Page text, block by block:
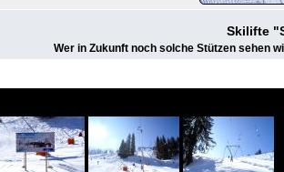
Skilifte
Wer in Zukunft noch solche Stützen sehen